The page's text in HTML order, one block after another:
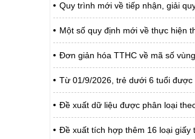
Quy trình mới về tiếp nhận, giải
Một số quy định mới về thực hiện
Đơn giản hóa TTHC về mã số
Từ 01/9/2026, trẻ dưới 6 tuổi
Đề xuất dữ liệu được phân loại
Đề xuất tích hợp thêm 16 loại giấy